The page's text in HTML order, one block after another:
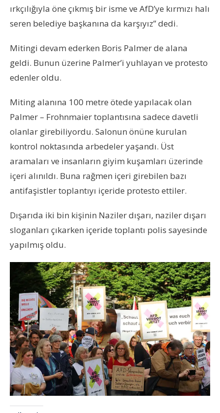
ırkçılığıyla öne çıkmış bir isme ve AfD’ye kırmızı halı
seren belediye başkanına da karşıyız” dedi.
Mitingi devam ederken Boris Palmer de alana
geldi. Bunun üzerine Palmer’i yuhlayan ve protesto
edenler oldu.
Miting alanına 100 metre ötede yapılacak olan
Palmer – Frohnmaier toplantısına sadece davetli
olanlar girebiliyordu. Salonun önüne kurulan
kontrol noktasında arbedeler yaşandı. Üst
aramaları ve insanların giyim kuşamları üzerinde
içeri alınıldı. Buna rağmen içeri girebilen bazı
antifaşistler toplantıyı içeride protesto ettiler.
Dışarıda iki bin kişinin Naziler dışarı, naziler dışarı
sloganları çıkarken içeride toplantı polis sayesinde
yapılmış oldu.